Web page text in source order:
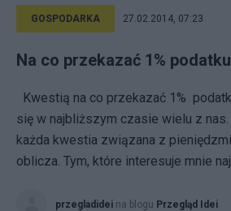
GOSPODARKA 27.02.2014, 07:23
Na co przekazać 1%
Kwestią na co przekazać 1%
się w najbliższym czasie wielu z nas.
każda kwestia związana z
oblicza. Tym, które interesuje mnie
przegladidei na blogu Przegląd Idei